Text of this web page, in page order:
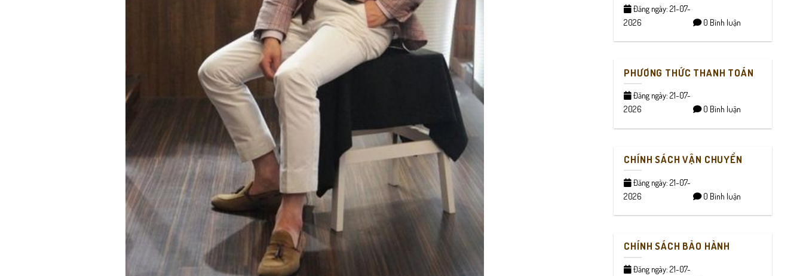
Đăng ngày: 21-07-
2026
0 Bình luận
PHƯƠNG THỨC THANH TOÁN
Đăng ngày: 21-07-
2026
0 Bình luận
CHÍNH SÁCH VẬN CHUYỂN
Đăng ngày: 21-07-
2026
0 Bình luận
CHÍNH SÁCH BẢO HÀNH
Đăng ngày: 21-07-